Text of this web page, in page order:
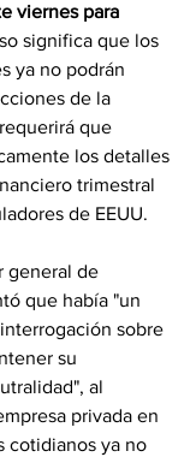
viernes para
significa que los
ya no podrán
de la
que
los detalles
trimestral
de EEUU.
general de
que había "un
sobre
su
al
privada en
cotidianos ya no